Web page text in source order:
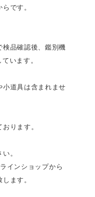
です。
品確認後、鑑別機
います。
小道具は含まれませ
ります。
。
インショップから
ます。